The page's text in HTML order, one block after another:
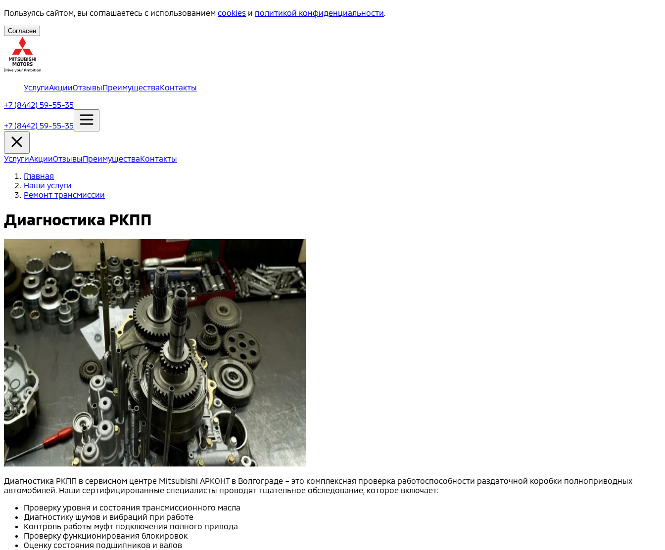
Пользуясь сайтом, вы соглашаетесь с использованием cookies и политикой конфиденциальности.
Согласен
УслугиАкцииОтзывыПреимуществаКонтакты
+7 (8442) 59-55-35
+7 (8442) 59-55-35
УслугиАкцииОтзывыПреимуществаКонтакты
Главная
Наши услуги
Ремонт трансмиссии
Диагностика РКПП
Диагностика РКПП в сервисном центре Mitsubishi АРКОНТ в Волгограде – это комплексная проверка работоспособности раздаточной коробки полноприводных
автомобилей. Наши сертифицированные специалисты проводят тщательное обследование, которое включает:
Проверку уровня и состояния трансмиссионного масла
Диагностику шумов и вибраций при работе
Контроль работы муфт подключения полного привода
Проверку функционирования блокировок
Оценку состояния подшипников и валов